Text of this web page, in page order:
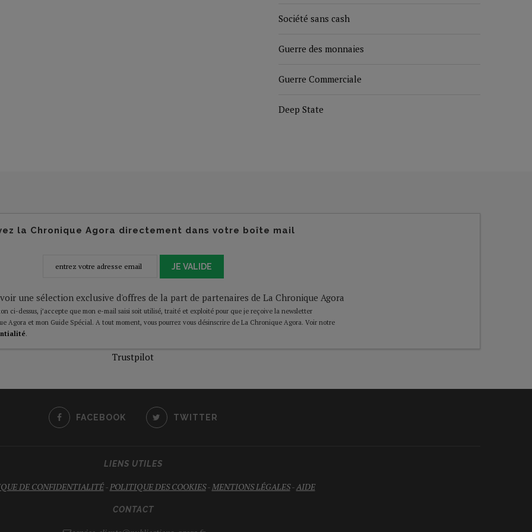
Société sans cash
Guerre des monnaies
Guerre Commerciale
Deep State
la Chronique Agora directement dans votre boîte mail
JE VALIDE
une sélection exclusive d'offres de la part de partenaires de La Chronique Agora
ci-dessus, j’accepte que mon e-mail saisi soit utilisé, traité et exploité pour que je reçoive la newsletter
Agora et mon Guide Spécial. A tout moment, vous pourrez vous désinscrire de La Chronique Agora. Voir notre
.
Trustpilot
FACEBOOK TWITTER
LIENS UTILES
DE CONFIDENTIALITÉ-POLITIQUE DES COOKIES-MENTIONS LÉGALES-AIDE
CONTACT